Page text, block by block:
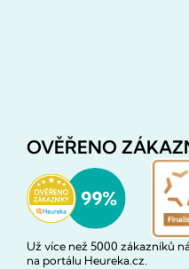
OVĚŘENO
Už více než 5000 zákazníků
na portálu Heureka.cz.